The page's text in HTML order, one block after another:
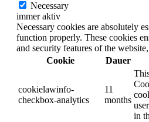
Necessary
immer aktiv
Necessary cookies are absolutely
function properly. These cookies
and security features of the
Cookie
Dauer
cookielawinfo-
checkbox-analytics
11
months
in